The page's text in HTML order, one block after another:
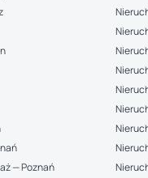
— Poznań